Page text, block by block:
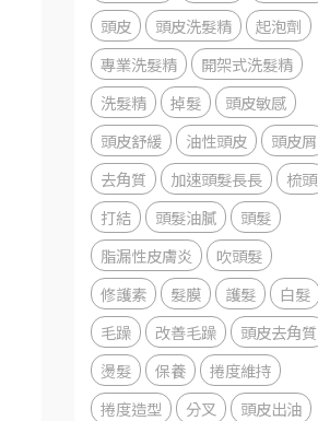
頭皮
頭皮洗髮精
起泡劑
專業洗髮精
開架式洗髮精
洗髮精
掉髮
頭皮敏感
頭皮舒緩
油性頭皮
頭皮屑
去角質
加速頭髮長長
梳頭
打結
頭髮油膩
頭髮
脂漏性皮膚炎
吹頭髮
修護素
髮膜 護髮
白髮
毛躁
改善毛躁
頭皮去角質
燙髮
保養
捲度維持
捲度造型
分叉
頭皮出油